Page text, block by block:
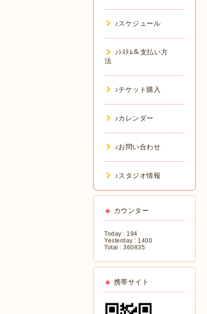
♪スケジュール
♪ｼｽﾃﾑ＆支払い方
法
♪チケット購入
♪カレンダー
♪お問い合わせ
♪スタジオ情報
カウンター
Today : 194
Yesterday : 1400
Total : 360835
携帯サイト